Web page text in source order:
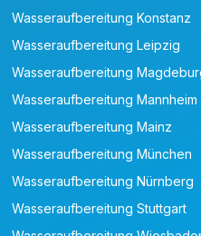
Wasseraufbereitung Konstanz
Wasseraufbereitung Leipzig
Wasseraufbereitung
Wasseraufbereitung Mannheim
Wasseraufbereitung Mainz
Wasseraufbereitung München
Wasseraufbereitung Nürnberg
Wasseraufbereitung Stuttgart